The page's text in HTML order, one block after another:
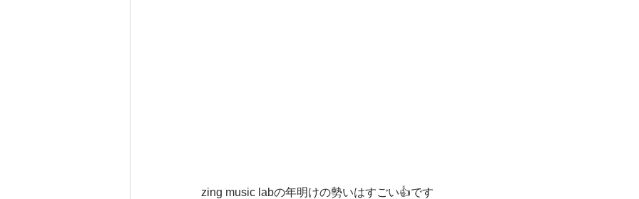
zing music labの年明けの勢いはすごい👍です